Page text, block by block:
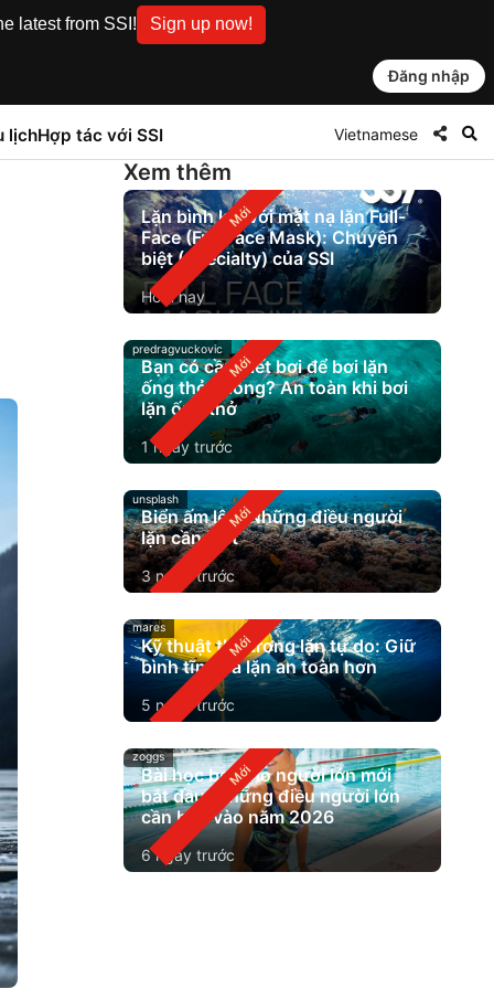
latest from SSI! Sign up now!
Đăng nhập
lịchHợp tác với SSI Vietnamese
Xem thêm
Lặn bình khí với mặt nạ lặn Full-
Face (Full Face Mask): Chuyên
biệt (Specialty) của SSI
Hôm nay
predragvuckovic
Bạn có cần biết bơi để bơi lặn
ống thở không? An toàn khi bơi
lặn ống thở
1 ngày trước
unsplash
Biển ấm lên: Những điều người
lặn cần biết
3 ngày trước
mares
Kỹ thuật thở trong lặn tự do: Giữ
bình tĩnh và lặn an toàn hơn
5 ngày trước
zoggs
Bài học bơi cho người lớn mới
bắt đầu: Những điều người lớn
cần biết vào năm 2026
6 ngày trước